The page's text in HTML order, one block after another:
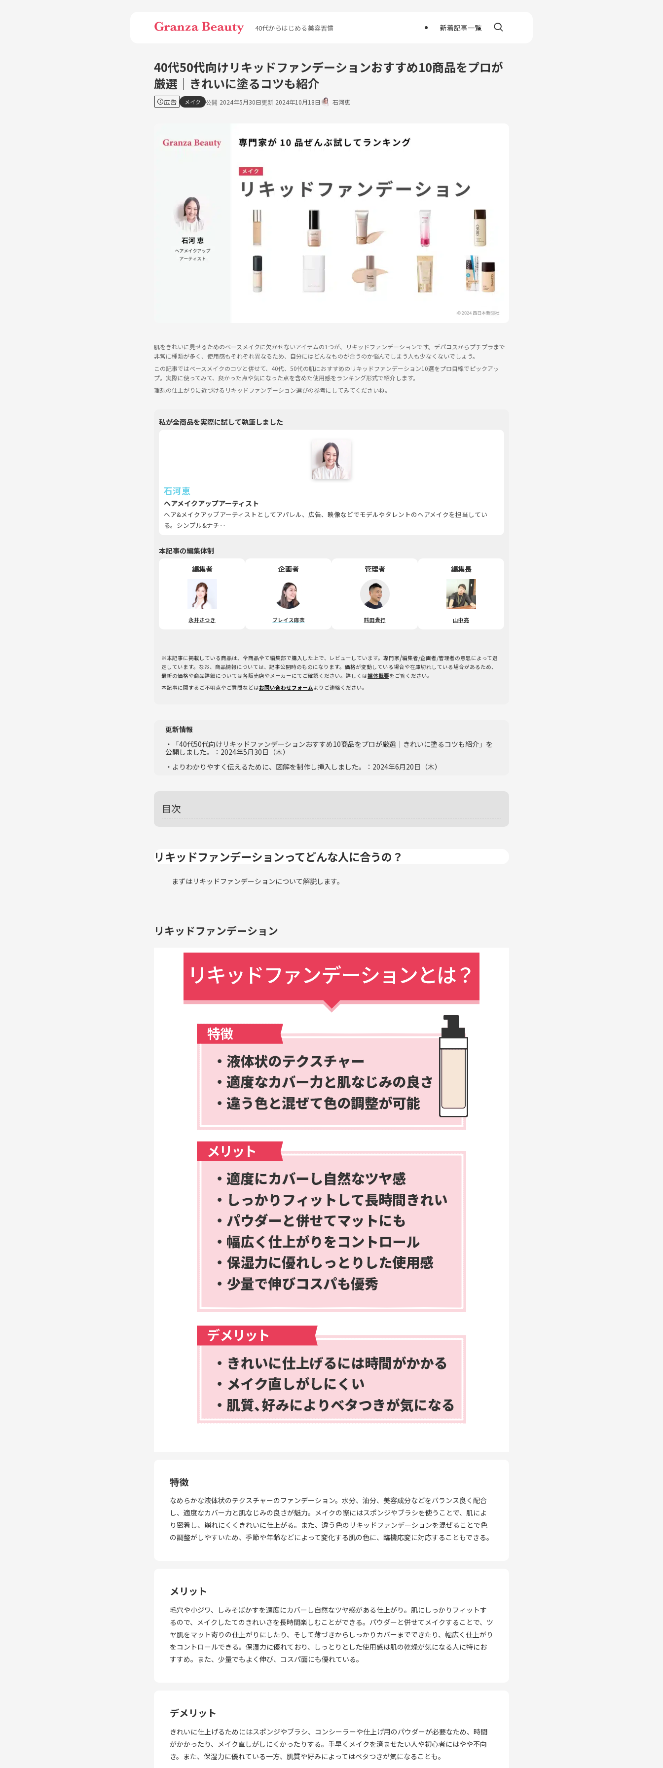
40代からはじめる美容習慣 新着記事一覧
40代50代向けリキッドファンデーションおすすめ10商品をプロが
厳選｜きれいに塗るコツも紹介
広告 メイク 2024年5月30日 2024年10月18日 石河恵
肌をきれいに見せるためのベースメイクに欠かせないアイテムの1つが、リキッドファンデーションです。デパコスからプチプラまで
非常に種類が多く、使用感もそれぞれ異なるため、自分にはどんなものが合うのか悩んでしまう人も少なくないでしょう。
この記事ではベースメイクのコツと併せて、40代、50代の肌におすすめのリキッドファンデーション10選をプロ目線でピックアッ
プ。実際に使ってみて、良かった点や気になった点を含めた使用感をランキング形式で紹介します。
理想の仕上がりに近づけるリキッドファンデーション選びの参考にしてみてくださいね。
私が全商品を実際に試して執筆しました
石河恵
ヘアメイクアップアーティスト
ヘア&メイクアップアーティストとしてアパレル、広告、映像などでモデルやタレントのヘアメイクを担当してい
る。シンプル&ナチ‥
本記事の編集体制
編集者
永井さつき
企画者
ブレイス麻衣
管理者
熊田貴行
編集長
山中亮
※本記事に掲載している商品は、全商品全て編集部で購入した上で、レビューしています。専門家/編集者/企画者/管理者の意思によって選
定しています。なお、商品情報については、記事公開時のものになります。価格が変動している場合や在庫切れしている場合があるため、
最新の価格や商品詳細については各販売店やメーカーにてご確認ください。詳しくは媒体概要をご覧ください。
本記事に関するご不明点やご質問などはお問い合わせフォームよりご連絡ください。
更新情報
・「40代50代向けリキッドファンデーションおすすめ10商品をプロが厳選｜きれいに塗るコツも紹介」を
公開しました。：2024年5月30日（木）
・よりわかりやすく伝えるために、図解を制作し挿入しました。：2024年6月20日（木）
目次
リキッドファンデーションってどんな人に合うの？
まずはリキッドファンデーションについて解説します。
リキッドファンデーション
特徴
なめらかな液体状のテクスチャーのファンデーション。水分、油分、美容成分などをバランス良く配合
し、適度なカバー力と肌なじみの良さが魅力。メイクの際にはスポンジやブラシを使うことで、肌によ
り密着し、崩れにくくきれいに仕上がる。また、違う色のリキッドファンデーションを混ぜることで色
の調整がしやすいため、季節や年齢などによって変化する肌の色に、臨機応変に対応することもできる。
メリット
毛穴や小ジワ、しみそばかすを適度にカバーし自然なツヤ感がある仕上がり。肌にしっかりフィットす
るので、メイクしたてのきれいさを長時間楽しむことができる。パウダーと併せてメイクすることで、ツ
ヤ肌をマット寄りの仕上がりにしたり、そして薄づきからしっかりカバーまでできたり、幅広く仕上がり
をコントロールできる。保湿力に優れており、しっとりとした使用感は肌の乾燥が気になる人に特にお
すすめ。また、少量でもよく伸び、コスパ面にも優れている。
デメリット
きれいに仕上げるためにはスポンジやブラシ、コンシーラーや仕上げ用のパウダーが必要なため、時間
がかかったり、メイク直しがしにくかったりする。手早くメイクを済ませたい人や初心者にはやや不向
き。また、保湿力に優れている一方、肌質や好みによってはベタつきが気になることも。